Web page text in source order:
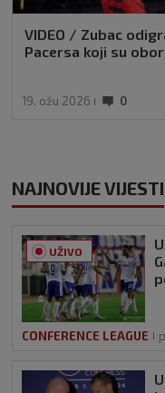
VIDEO / Zubac
Pacersa koji su
19. ožu 2026 0
NAJNOVIJE VIJESTI
UŽIVO
CONFERENCE LEAGUE